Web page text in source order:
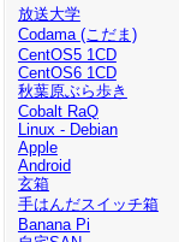
放送大学
Codama (こだま)
CentOS5 1CD
CentOS6 1CD
秋葉原ぶら歩き
Cobalt RaQ
Linux - Debian
Apple
Android
玄箱
手はんだスイッチ箱
Banana Pi